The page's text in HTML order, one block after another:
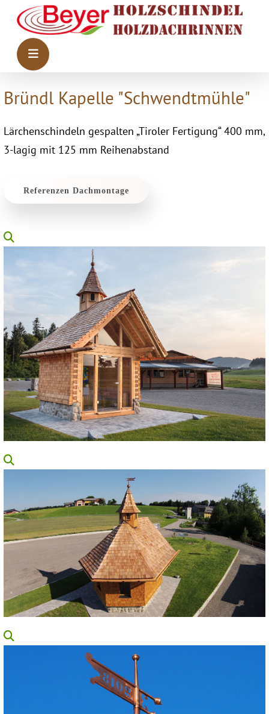
Bründl Kapelle "Schwendtmühle"
Lärchenschindeln gespalten „Tiroler Fertigung“ 400 mm,
3-lagig mit 125 mm Reihenabstand
Referenzen Dachmontage